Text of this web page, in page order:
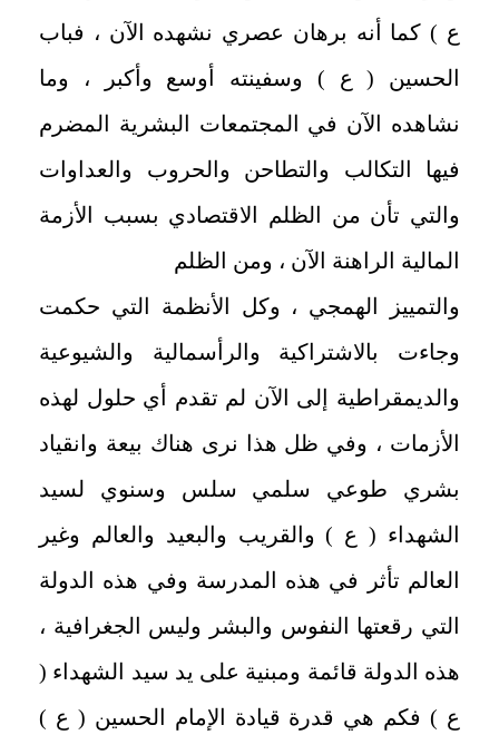
ع ) كما أنه برهان عصري نشهده الآن ، فباب
الحسين ( ع ) وسفينته أوسع وأكبر ، وما
نشاهده الآن في المجتمعات البشرية المضرم
فيها التكالب والتطاحن والحروب والعداوات
والتي تأن من الظلم الاقتصادي بسبب الأزمة
المالية الراهنة الآن ، ومن الظلم
والتمييز الهمجي ، وكل الأنظمة التي حكمت
وجاءت بالاشتراكية والرأسمالية والشيوعية
والديمقراطية إلى الآن لم تقدم أي حلول لهذه
الأزمات ، وفي ظل هذا نرى هناك بيعة وانقياد
بشري طوعي سلمي سلس وسنوي لسيد
الشهداء ( ع ) والقريب والبعيد والعالم وغير
العالم تأثر في هذه المدرسة وفي هذه الدولة
التي رقعتها النفوس والبشر وليس الجغرافية ،
هذه الدولة قائمة ومبنية على يد سيد الشهداء (
ع ) فكم هي قدرة قيادة الإمام الحسين ( ع )